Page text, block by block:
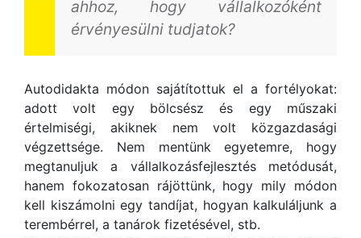
ahhoz, hogy vállalkozóként
érvényesülni tudjatok?
Autodidakta módon sajátítottuk el a fortélyokat:
adott volt egy bölcsész és egy műszaki
értelmiségi, akiknek nem volt közgazdasági
végzettsége. Nem mentünk egyetemre, hogy
megtanuljuk a vállalkozásfejlesztés metódusát,
hanem fokozatosan rájöttünk, hogy mily módon
kell kiszámolni egy tandíjat, hogyan kalkuláljunk a
terembérrel, a tanárok fizetésével, stb.